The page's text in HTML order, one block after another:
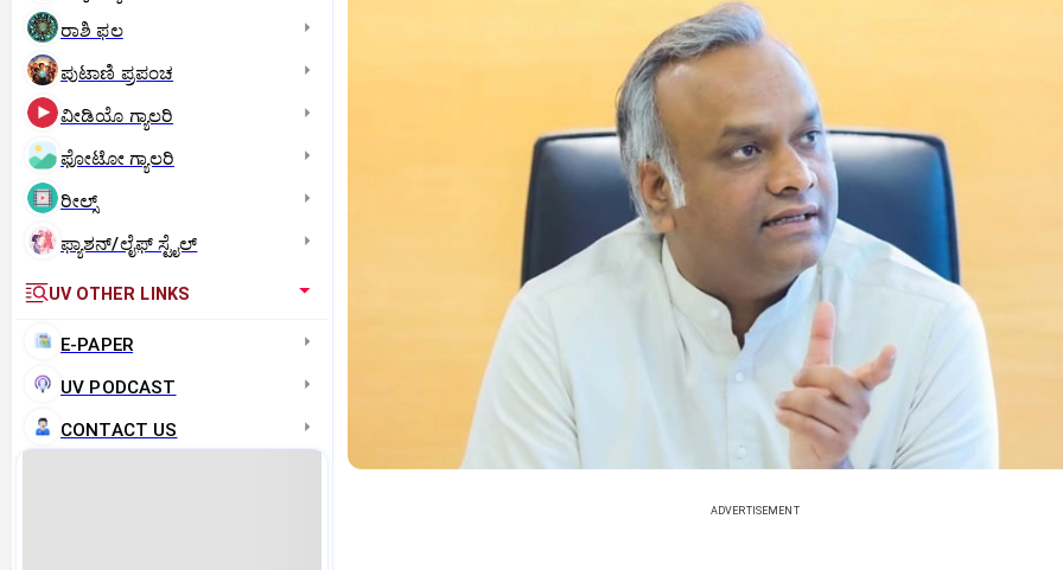
ರಾಶಿ ಫಲ
ಪುಟಾಣಿ ಪ್ರಪಂಚ
ವೀಡಿಯೊ ಗ್ಯಾಲರಿ
ಫೋಟೋ ಗ್ಯಾಲರಿ
ರೀಲ್ಸ್
ಫ್ಯಾಶನ್/ಲೈಫ್‌ ಸ್ಟೈಲ್
UV OTHER LINKS
E-PAPER
UV PODCAST
CONTACT US
ADVERTISEMENT